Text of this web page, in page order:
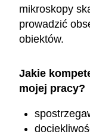
mikroskopy
prowadzić
obiektów.
Jakie
mojej pracy?